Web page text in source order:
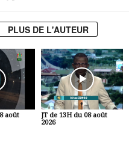
PLUS DE L'AUTEUR
août
JT de 13H du 08 août
2026